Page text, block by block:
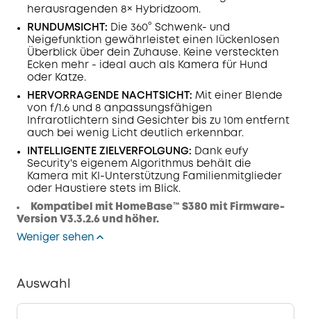
herausragenden 8× Hybridzoom.
RUNDUMSICHT: Die 360° Schwenk- und
Neigefunktion gewährleistet einen lückenlosen
Überblick über dein Zuhause. Keine versteckten
Ecken mehr - ideal auch als Kamera für Hund
oder Katze.
HERVORRAGENDE NACHTSICHT: Mit einer Blende
von f/1.6 und 8 anpassungsfähigen
Infrarotlichtern sind Gesichter bis zu 10m entfernt
auch bei wenig Licht deutlich erkennbar.
INTELLIGENTE ZIELVERFOLGUNG: Dank eufy
Security's eigenem Algorithmus behält die
Kamera mit KI-Unterstützung Familienmitglieder
oder Haustiere stets im Blick.
Kompatibel mit HomeBase™ S380 mit Firmware-
Version V3.3.2.6 und höher.
Weniger sehen
Auswahl